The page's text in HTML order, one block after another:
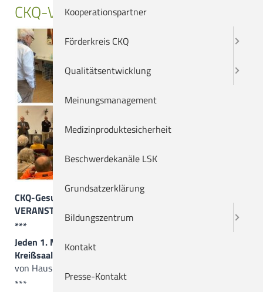
CKQ-Veranstaltungen
CKQ-Gesundheitswissen: ÖFFENTLICHE VORTRÄGE UND
VERANSTALTUNGEN
***
Jeden 1. Mittwoch im Monat
Kreißsaalführung, 19.00 Uhr, Treffpunkt in der Cafeteria
von Haus 1, Anmeldung nicht erforderlich
***
Ärztlicher Bereitschaftsdienst
Karriere
Bildungszentrum
Suche
Sitemap
Impressum
Datenschutzerklärung
Kooperationspartner
Förderkreis CKQ
Qualitätsentwicklung
Meinungsmanagement
Medizinproduktesicherheit
Beschwerdekanäle LSK
Grundsatzerklärung
Bildungszentrum
Kontakt
Presse-Kontakt